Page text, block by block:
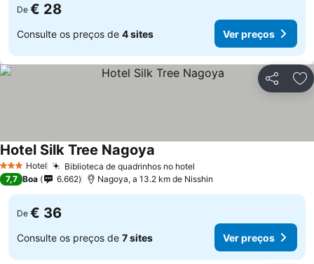
De € 28
Consulte os preços de 4 sites Ver preços
Partilhar
3 EstrelasHotel Biblioteca de quadrinhos no hotel
Hotel Silk Tree Nagoya
7,7 Boa 6.662 Nagoya, a 13.2 km de Nisshin
De € 36
Consulte os preços de 7 sites Ver preços